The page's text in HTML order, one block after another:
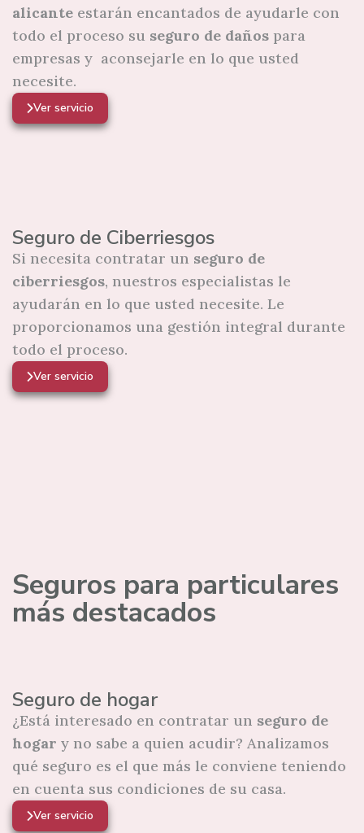
alicante estarán encantados de ayudarle con
todo el proceso su seguro de daños para
empresas y aconsejarle en lo que usted
necesite.
Ver servicio
Seguro de Ciberriesgos
Si necesita contratar un seguro de
ciberriesgos, nuestros especialistas le
ayudarán en lo que usted necesite. Le
proporcionamos una gestión integral durante
todo el proceso.
Ver servicio
Seguros para particulares
más destacados
Seguro de hogar
¿Está interesado en contratar un seguro de
hogar y no sabe a quien acudir? Analizamos
qué seguro es el que más le conviene teniendo
en cuenta sus condiciones de su casa.
Ver servicio